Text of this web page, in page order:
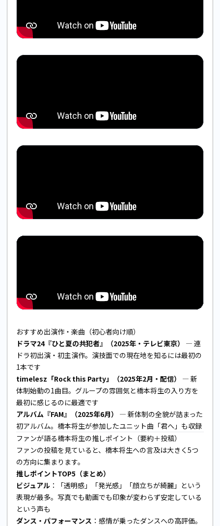
おすすめ出演作・楽曲（初心者向け順）
ドラマ24『ひと夏の共犯者』（2025年・テレビ東京）
— 連
ドラ初出演・初主演作。演技面での現在地を知るには最初の
1本です
timelesz「Rock this Party」（2025年2月・配信）
— 新
体制始動の1曲目。グループの雰囲気と橋本将生の入り方を
最初に感じるのに最適です
アルバム『FAM』（2025年6月）
— 新体制の全貌が詰まった
初アルバム。橋本将生が参加したユニット曲「君へ」も収録
ファンが語る橋本将生の推しポイント（要約＋投稿）
ファンの投稿を見ていると、橋本将生への言及は大きく5つ
の方向に集まります。
推しポイントTOP5（まとめ）
ビジュアル ：「透明感」「発光感」「顔立ちが綺麗」という
表現が最多。写真でも動画でも印象が変わらず安定している
という声も
ダンス・パフォーマンス ：感情が乗ったダンスへの高評価。